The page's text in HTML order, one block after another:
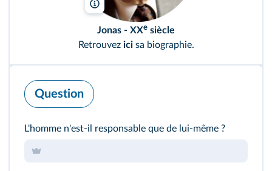
Effigie/Bridgeman
Jonas - XXe siècle
Retrouvez icisa biographie.
Question
L'homme n'est-il responsable que de lui-même ?